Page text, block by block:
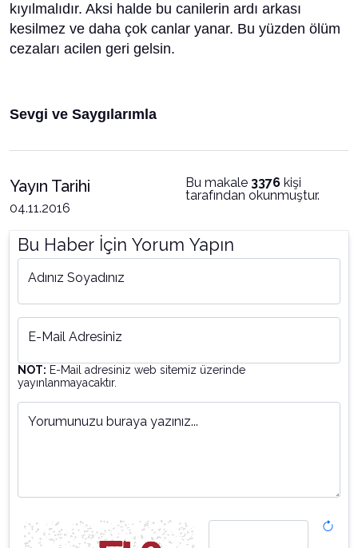
kıyılmalıdır. Aksi halde bu canilerin ardı arkası
kesilmez ve daha çok canlar yanar. Bu yüzden ölüm
cezaları acilen geri gelsin.
Sevgi ve Saygılarımla
Yayın Tarihi
04.11.2016
Bu makale 3376 kişi
tarafından okunmuştur.
Bu Haber İçin Yorum Yapın
Adınız Soyadınız
E-Mail Adresiniz
NOT: E-Mail adresiniz web sitemiz üzerinde
yayınlanmayacaktır.
Yorumunuzu buraya yazınız...